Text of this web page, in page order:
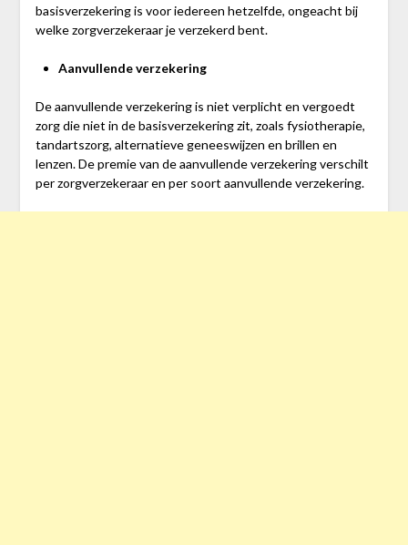
basisverzekering is voor iedereen hetzelfde, ongeacht bij
welke zorgverzekeraar je verzekerd bent.
Aanvullende verzekering
De aanvullende verzekering is niet verplicht en vergoedt
zorg die niet in de basisverzekering zit, zoals fysiotherapie,
tandartszorg, alternatieve geneeswijzen en brillen en
lenzen. De premie van de aanvullende verzekering verschilt
per zorgverzekeraar en per soort aanvullende verzekering.